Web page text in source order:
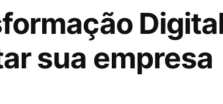
sua empresa